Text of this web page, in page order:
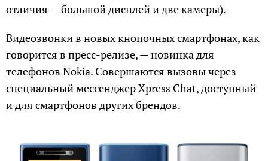
отличия — большой дисплей и две камеры).
Видеозвонки в новых кнопочных смартфонах, как
говорится в пресс-релизе, — новинка для
телефонов Nokia. Совершаются вызовы через
специальный мессенджер Xpress Chat, доступный
и для смартфонов других брендов.